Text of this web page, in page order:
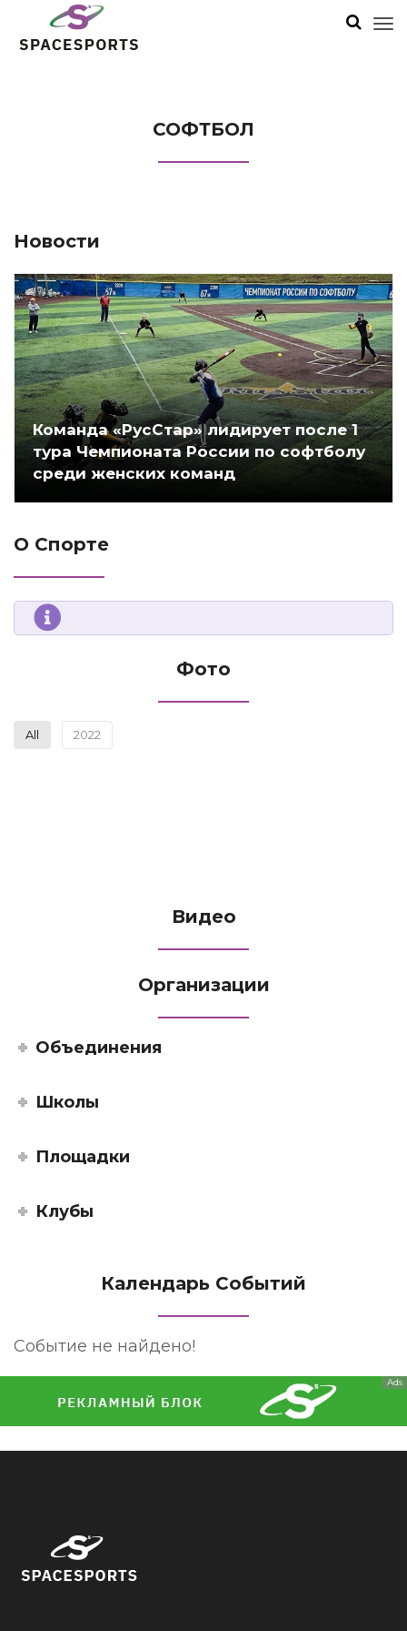
СОФТБОЛ
Новости
Команда «РусСтар» лидирует после 1
тура Чемпионата России по софтболу
среди женских команд
О Спорте
Фото
All 2022
Видео
Организации
Объединения
Школы
Площадки
Клубы
Календарь Событий
Событие не найдено!
Ads